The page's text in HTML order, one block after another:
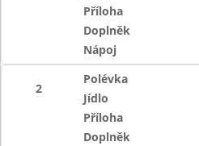
Příloha
Doplněk
Nápoj
2
Polévka
Jídlo
Příloha
Doplněk